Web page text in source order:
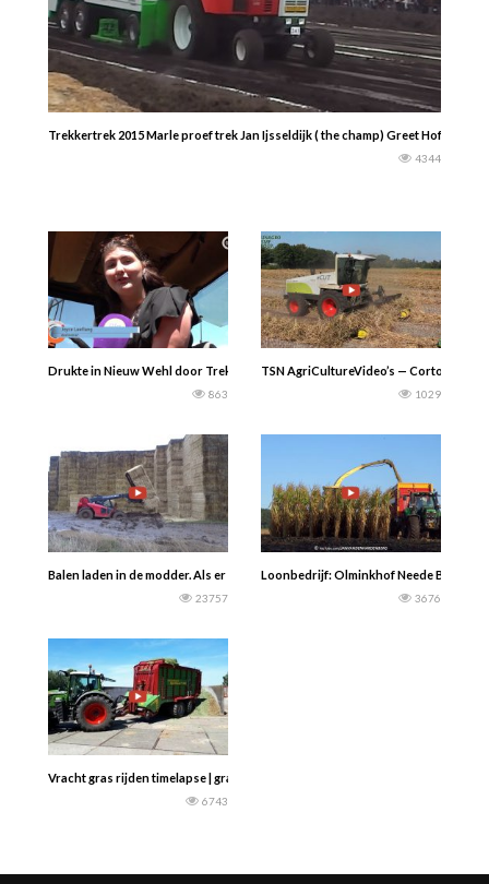
Trekkertrek 2015 Marle proef trek Jan Ijsseldijk ( the champ) Greet Hofman
4344
Drukte in Nieuw Wehl door TrekkerTrek-wedstrijden. Kijk en geniet. Omroep
863
TSN AgriCultureVideo’s — Corto 8500
1029
Balen laden in de modder. Als er maar genoeg regen valt…..
23757
Loonbedrijf: Olminkhof Neede B.V. Mais
3676
Vracht gras rijden timelapse | gras oprapen | HKA Nieuwkoop — Maarten Polet
6743